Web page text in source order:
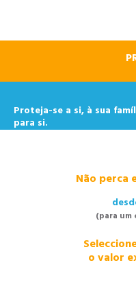
Proteja-se a si, à sua
para si.
Não perca
(para um
o valor